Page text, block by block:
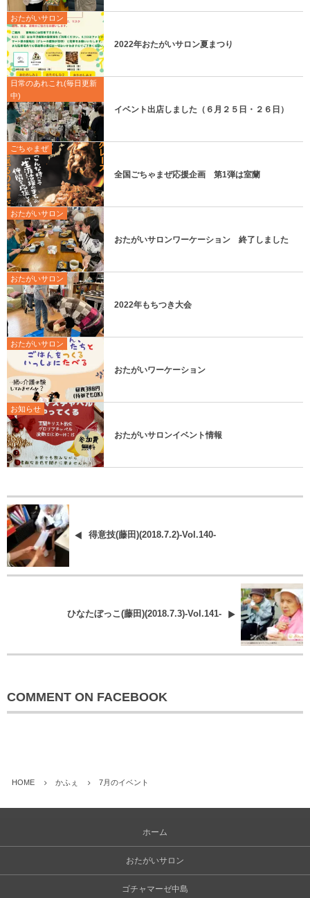
おたがいサロン
2022年おたがいサロン夏まつり
日常のあれこれ(毎日更新
中)
イベント出店しました（６月２５日・２６日）
ごちゃまぜ
全国ごちゃまぜ応援企画 第1弾は室蘭
おたがいサロン
おたがいサロンワーケーション 終了しました
おたがいサロン
2022年もちつき大会
おたがいサロン
おたがいワーケーション
お知らせ
おたがいサロンイベント情報
得意技(藤田)(2018.7.2)-Vol.140-
ひなたぼっこ(藤田)(2018.7.3)-Vol.141-
COMMENT ON FACEBOOK
HOME かふぇ 7月のイベント
ホーム
おたがいサロン
ゴチャマーゼ中島